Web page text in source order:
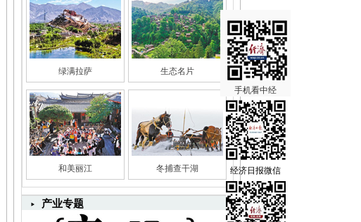
手机看中经
经济日报微信
绿满拉萨 生态名片
和美丽江 冬捕查干湖
产业专题